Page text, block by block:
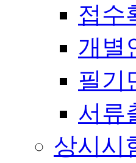
접수
개별
필기
서류
상시시